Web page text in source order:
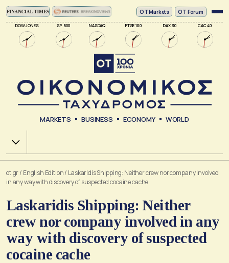
DOW JONES SP 500 NASDAQ FTSE 100 DAX 30 CAC 40
ΟΤ Markets OT Forum
MARKETS BUSINESS ECONOMY WORLD
Χ.Α.
ot.gr/ English Edition/ Laskaridis Shipping: Neither crew nor company involved
in any way with discovery of suspected cocaine cache
Laskaridis Shipping: Neither
crew nor company involved in any
way with discovery of suspected
cocaine cache